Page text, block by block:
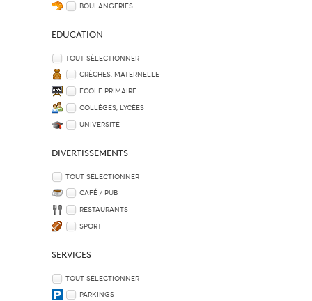
BOULANGERIES
EDUCATION
TOUT SÉLECTIONNER
CRÈCHES, MATERNELLE
ECOLE PRIMAIRE
COLLÈGES, LYCÉES
UNIVERSITÉ
DIVERTISSEMENTS
TOUT SÉLECTIONNER
CAFÉ / PUB
RESTAURANTS
SPORT
SERVICES
TOUT SÉLECTIONNER
PARKINGS